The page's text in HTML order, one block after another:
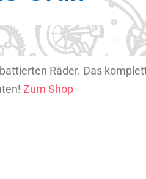
Räder. Das
Zum Shop